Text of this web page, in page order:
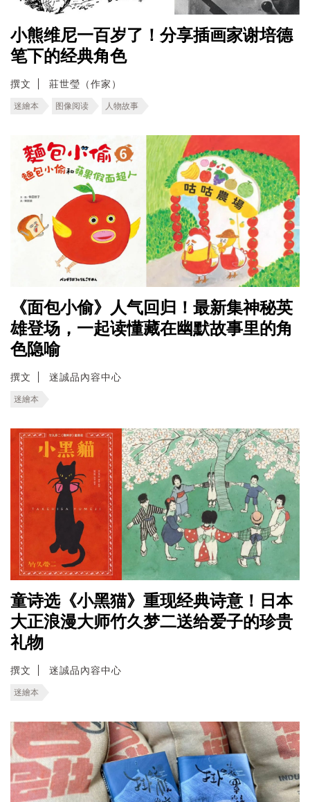
小熊维尼一百岁了！分享插画家谢培德
笔下的经典角色
撰文 莊世瑩（作家）
迷繪本 图像阅读 人物故事
《面包小偷》人气回归！最新集神秘英
雄登场，一起读懂藏在幽默故事里的角
色隐喻
撰文 迷誠品內容中心
迷繪本
童诗选《小黑猫》重现经典诗意！日本
大正浪漫大师竹久梦二送给爱子的珍贵
礼物
撰文 迷誠品內容中心
迷繪本